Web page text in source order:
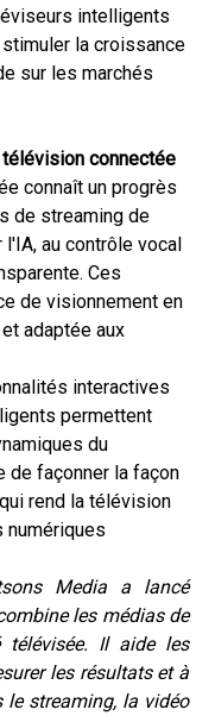
intelligents
la croissance
sur les marchés
connectée
connaît un progrès
de streaming de
au contrôle vocal
Ces
de visionnement en
adaptée aux
interactives
permettent
du
de façonner la façon
rend la télévision
numériques
Media a lancé
les médias de
Il aide les
les résultats et à
streaming, la vidéo